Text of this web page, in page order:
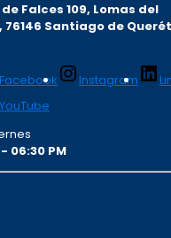
Falces 109, Lomas del
76146 Santiago de
Facebook Instagram
YouTube
06:30 PM